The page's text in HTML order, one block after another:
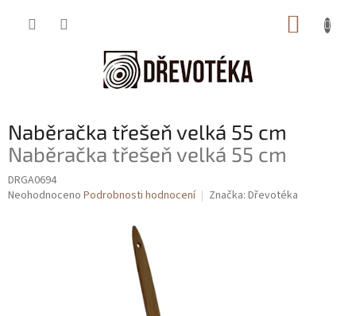
Naběračka třešeň velká 55 cm
Naběračka třešeň velká 55 cm
DRGA0694
Průměrné
Neohodnoceno Podrobnosti hodnocení Značka: Dřevotéka